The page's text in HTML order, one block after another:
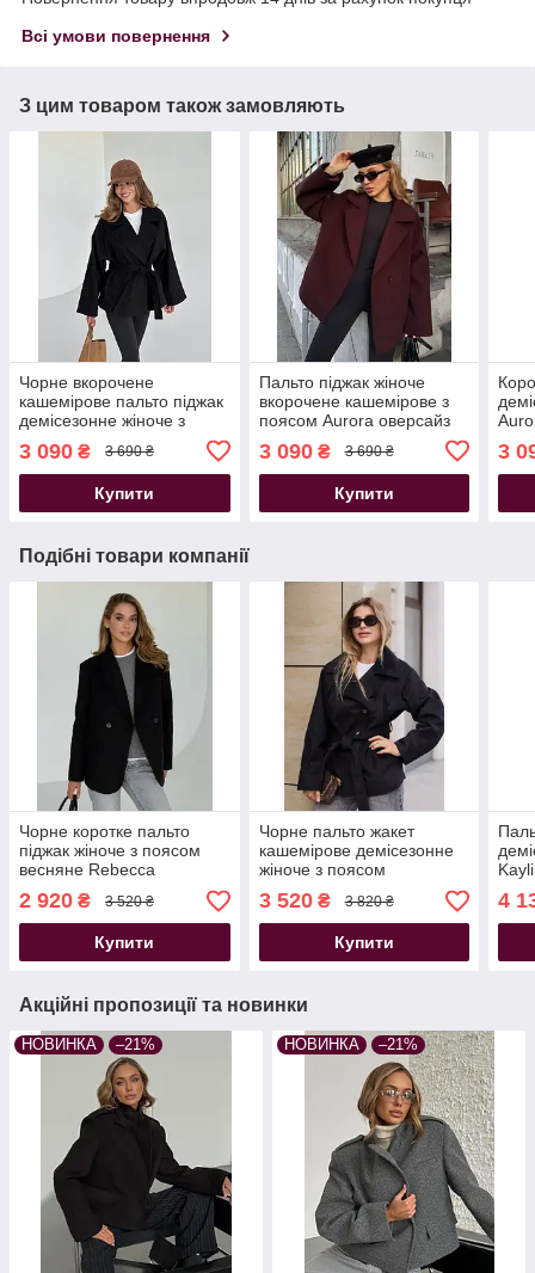
Всі умови повернення
З цим товаром також замовляють
Чорне вкорочене
кашемірове пальто піджак
демісезонне жіноче з
поясом Aurora оверсайз
3 090 ₴ 3 690 ₴
Купити
Пальто піджак жіноче
вкорочене кашемірове з
поясом Aurora оверсайз
3 090₴ 3 690 ₴
Купити
3
Подібні товари компанії
Чорне коротке пальто
піджак жіноче з поясом
весняне Rebecca
кашемірове
2 920 ₴ 3 520 ₴
Купити
Чорне пальто жакет
кашемірове демісезонне
жіноче з поясом
3 520₴ 3 820 ₴
Купити
4
Акційні пропозиції та новинки
НОВИНКА –21% НОВИНКА –21%